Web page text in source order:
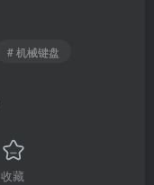
# 机械键盘
收藏